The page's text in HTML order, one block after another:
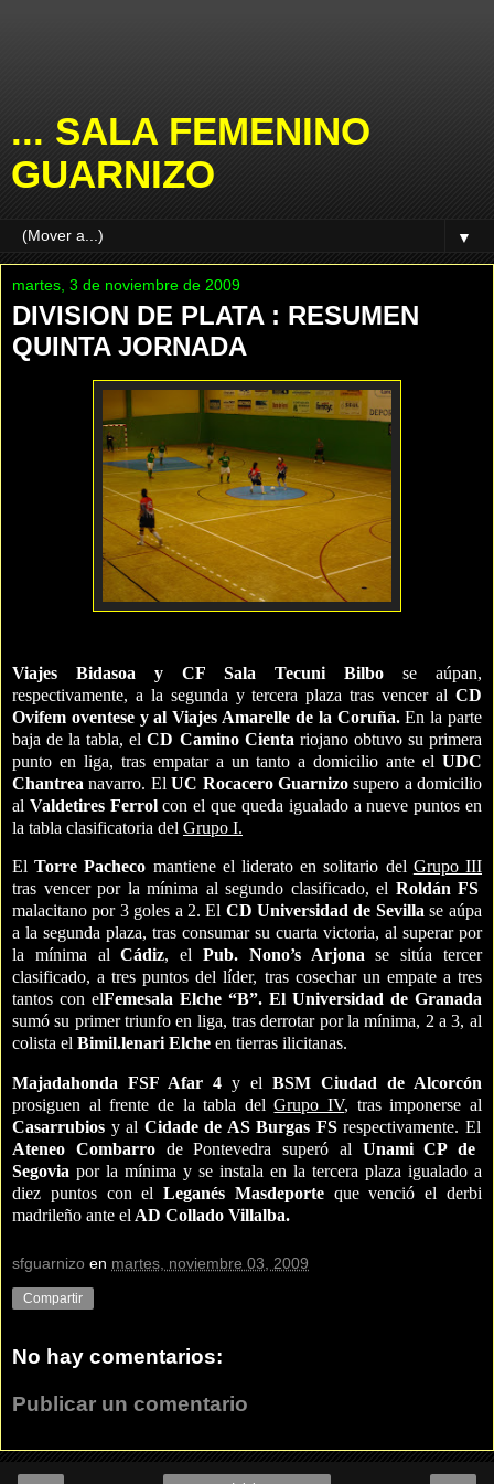
... SALA FEMENINO
GUARNIZO
▼
martes, 3 de noviembre de 2009
DIVISION DE PLATA : RESUMEN
QUINTA JORNADA
Viajes Bidasoa y CF Sala Tecuni Bilbo se aúpan,
respectivamente, a la segunda y tercera plaza tras vencer al CD
Ovifem oventese y al Viajes Amarelle de la Coruña.En la parte
baja de la tabla, el CD Camino Cienta riojano obtuvo su primera
punto en liga, tras empatar a un tanto a domicilio ante el UDC
Chantreanavarro. ElUC Rocacero Guarnizosupero a domicilio
al Valdetires Ferrolcon el que queda igualado a nueve puntos en
la tabla clasificatoria del Grupo I.
ElTorre Pacheco mantiene el liderato en solitario del Grupo III
tras vencer por la mínima al segundo clasificado, el Roldán FS
malacitano por 3 goles a 2. El CD Universidad de Sevillase aúpa
a la segunda plaza, tras consumar su cuarta victoria, al superar por
la mínima alCádiz, elPub. Nono’s Arjonase sitúa tercer
clasificado, a tres puntos del líder, tras cosechar un empate a tres
tantos con elFemesala Elche “B”. El Universidad de Granada
sumó su primer triunfo en liga, tras derrotar por la mínima, 2 a 3, al
colista el Bimil.lenari Elche en tierras ilicitanas.
Majadahonda FSF Afar 4 y el BSM Ciudad de Alcorcón
prosiguen al frente de la tabla delGrupo IV, tras imponerse al
Casarrubios y al Cidade de AS Burgas FS respectivamente. El
Ateneo Combarro de Pontevedra superó al Unami CP de
Segovia por la mínima y se instala en la tercera plaza igualado a
diez puntos con el Leganés Masdeporte que venció el derbi
madrileño ante el AD Collado Villalba.
sfguarnizo en martes, noviembre 03, 2009
Compartir
No hay comentarios:
Publicar un comentario